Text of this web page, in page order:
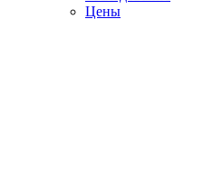
Цены